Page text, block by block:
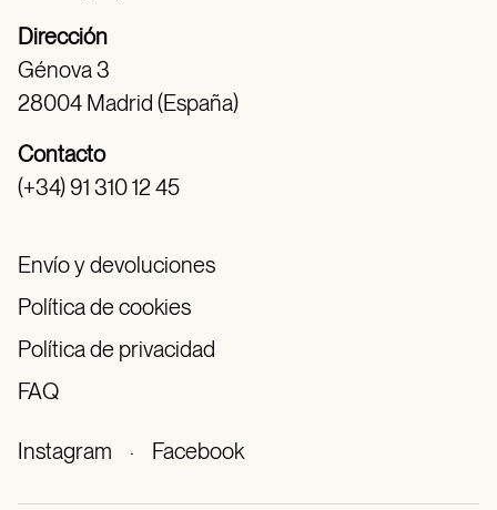
Dirección
Génova 3
28004 Madrid (España)
Contacto
(+34) 91 310 12 45
Envío y devoluciones
Política de cookies
Política de privacidad
FAQ
Instagram · Facebook